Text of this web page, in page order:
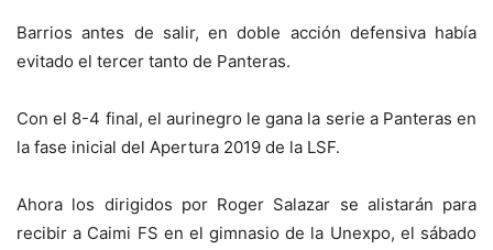
Barrios antes de salir, en doble acción defensiva había
evitado el tercer tanto de Panteras.
Con el 8-4 final, el aurinegro le gana la serie a Panteras en
la fase inicial del Apertura 2019 de la LSF.
Ahora los dirigidos por Roger Salazar se alistarán para
recibir a Caimi FS en el gimnasio de la Unexpo, el sábado